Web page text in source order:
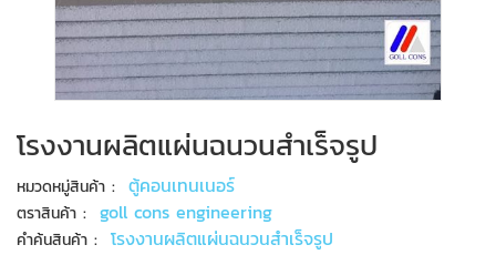
โรงงานผลิตแผ่นฉนวนสำเร็จรูป
หมวดหมู่สินค้า : ตู้คอนเทนเนอร์
ตราสินค้า : goll cons engineering
คำค้นสินค้า : โรงงานผลิตแผ่นฉนวนสำเร็จรูป